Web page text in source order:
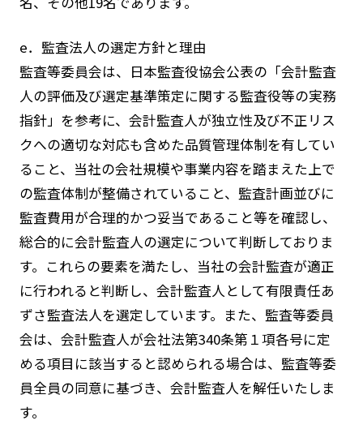
e．監査法人の選定方針と理由
監査等委員会は、日本監査役協会公表の「会計監査
人の評価及び選定基準策定に関する監査役等の実務
指針」を参考に、会計監査人が独立性及び不正リス
クへの適切な対応も含めた品質管理体制を有してい
ること、当社の会社規模や事業内容を踏まえた上で
の監査体制が整備されていること、監査計画並びに
監査費用が合理的かつ妥当であること等を確認し、
総合的に会計監査人の選定について判断しておりま
す。これらの要素を満たし、当社の会計監査が適正
に行われると判断し、会計監査人として有限責任あ
ずさ監査法人を選定しています。また、監査等委員
会は、会計監査人が会社法第340条第１項各号に定
める項目に該当すると認められる場合は、監査等委
員全員の同意に基づき、会計監査人を解任いたしま
す。